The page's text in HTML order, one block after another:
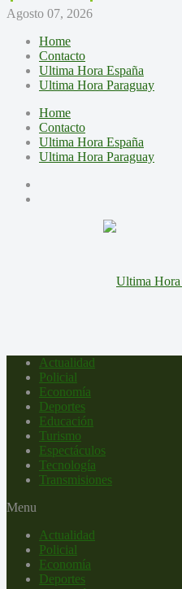
Agosto 07, 2026
Home
Contacto
Ultima Hora España
Ultima Hora Paraguay
Home
Contacto
Ultima Hora España
Ultima Hora Paraguay
Actualidad
Policial
Economía
Deportes
Educación
Turismo
Espectáculos
Tecnología
Transmisiones
Menu
Actualidad
Policial
Economía
Deportes